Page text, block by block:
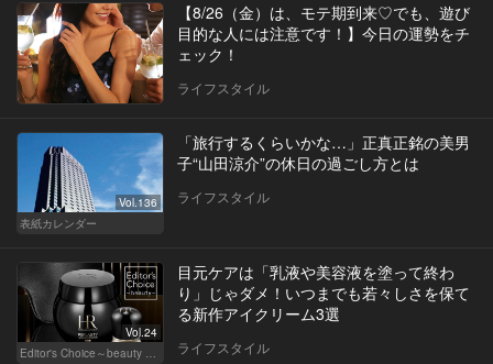
【8/26（金）は、モテ期到来♡でも、遊び
目的な人には注意です！】今日の運勢をチ
ェック！
ライフスタイル
Vol.136
表紙カレンダー
「旅行するくらいかな…」正真正銘の美男
子“山田涼介”の休日の過ごし方とは
ライフスタイル
Vol.24
Editor's Choice～beauty & wellness～
目元ケアは「乳液や美容液を塗って終わ
り」じゃダメ！いつまでも若々しさを保て
る新作アイクリーム3選
ライフスタイル